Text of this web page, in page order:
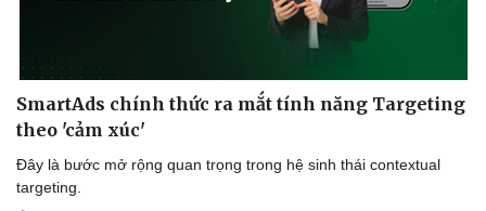
SmartAds chính thức ra mắt tính năng Targeting
theo 'cảm xúc'
Đây là bước mở rộng quan trọng trong hệ sinh thái contextual
targeting.